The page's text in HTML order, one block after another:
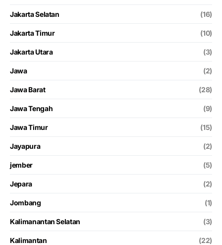
Jakarta Selatan (16)
Jakarta Timur (10)
Jakarta Utara (3)
Jawa (2)
Jawa Barat (28)
Jawa Tengah (9)
Jawa Timur (15)
Jayapura (2)
jember (5)
Jepara (2)
Jombang (1)
Kalimanantan Selatan (3)
Kalimantan (22)